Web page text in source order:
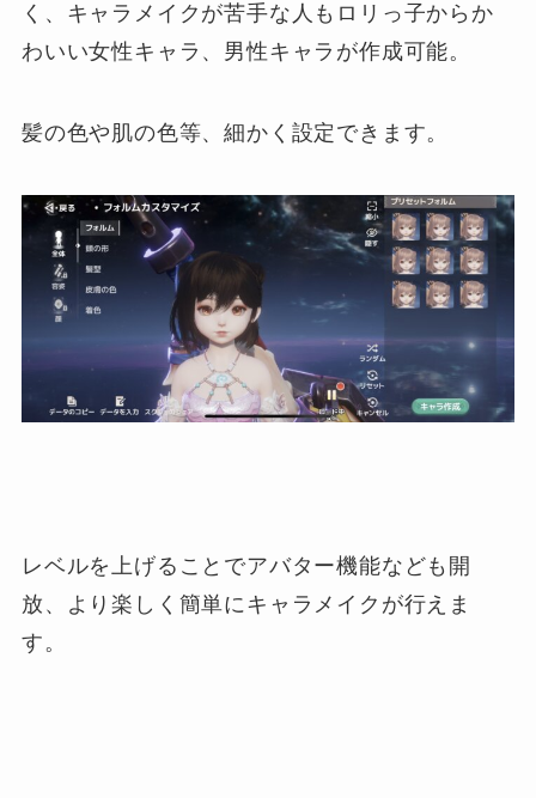
く、キャラメイクが苦手な人もロリっ子からか
わいい女性キャラ、男性キャラが作成可能。
髪の色や肌の色等、細かく設定できます。
レベルを上げることでアバター機能なども開
放、より楽しく簡単にキャラメイクが行えま
す。